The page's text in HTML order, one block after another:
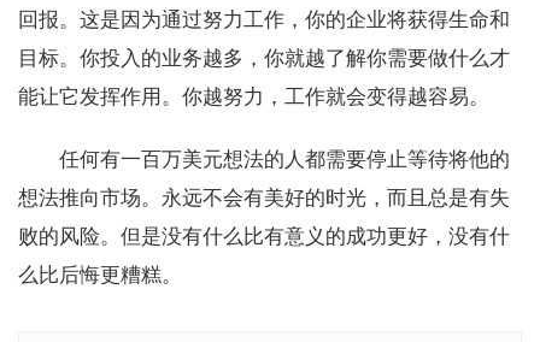
回报。这是因为通过努力工作，你的企业将获得生命和
目标。你投入的业务越多，你就越了解你需要做什么才
能让它发挥作用。你越努力，工作就会变得越容易。
任何有一百万美元想法的人都需要停止等待将他的
想法推向市场。永远不会有美好的时光，而且总是有失
败的风险。但是没有什么比有意义的成功更好，没有什
么比后悔更糟糕。